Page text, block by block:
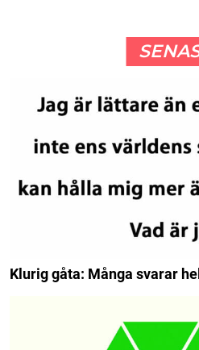
Klurig gåta: Många svarar